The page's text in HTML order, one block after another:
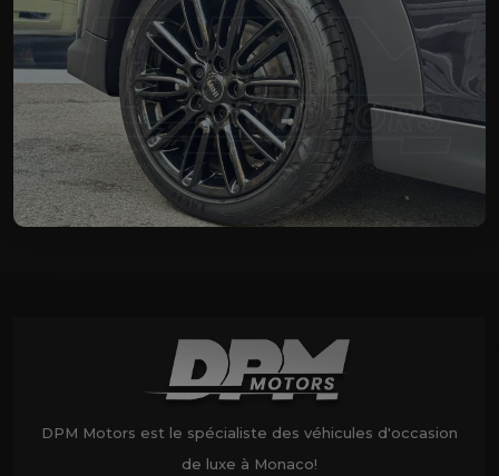
DPM Motors est le spécialiste des véhicules d'occasion
de luxe à Monaco!